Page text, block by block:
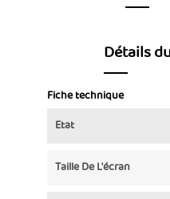
Détails
Fiche technique
Etat
Taille De L'écran